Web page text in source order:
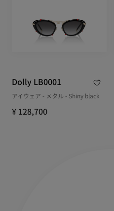
Dolly LB0001
アイウェア - メタル - Shiny black
¥ 128,700